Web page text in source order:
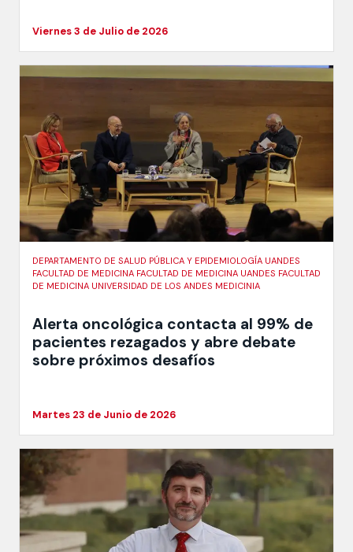
Viernes 3 de Julio de 2026
DEPARTAMENTO DE SALUD PÚBLICA Y EPIDEMIOLOGÍA UANDES
FACULTAD DE MEDICINA FACULTAD DE MEDICINA UANDES FACULTAD
DE MEDICINA UNIVERSIDAD DE LOS ANDES MEDICINIA
Alerta oncológica contacta al 99% de
pacientes rezagados y abre debate
sobre próximos desafíos
Martes 23 de Junio de 2026